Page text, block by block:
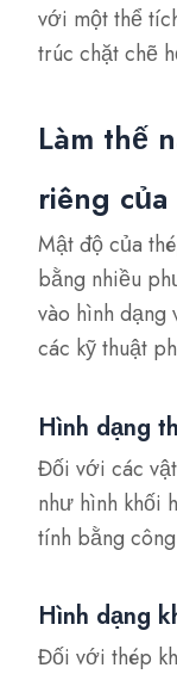
với một thể
trúc chặt chẽ
Làm thế
riêng
Mật độ của
bằng nhiều
vào hình dạng
các kỹ thuật
Hình dạng
Đối với các
như hình khối
tính bằng
Hình dạng
Đối với thép